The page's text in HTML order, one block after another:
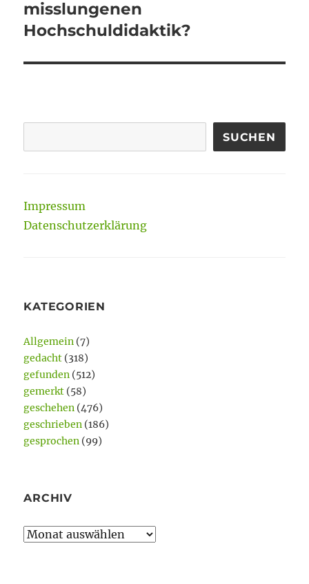
Beitrag:
misslungenen
Hochschuldidaktik?
SUCHEN
Impressum
Datenschutzerklärung
KATEGORIEN
Allgemein (7)
gedacht (318)
gefunden (512)
gemerkt (58)
geschehen (476)
geschrieben (186)
gesprochen (99)
ARCHIV
Archiv